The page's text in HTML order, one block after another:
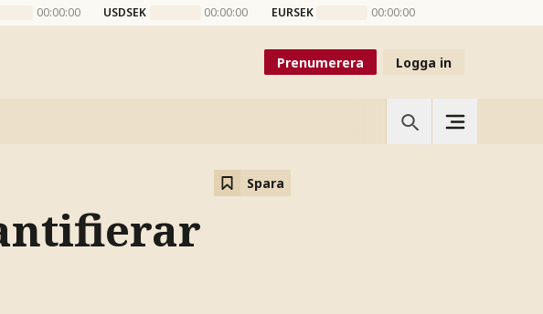
00:00:00 USDSEK 00:00:00 EURSEK 00:00:00
Prenumerera Logga in
Spara